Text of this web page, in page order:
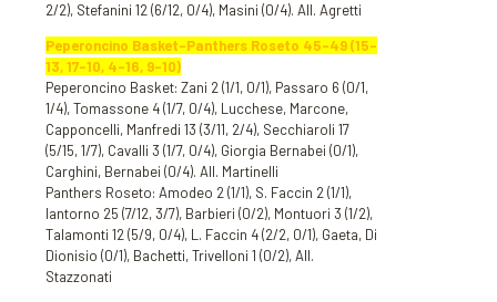
2/2), Stefanini 12 (6/12, 0/4), Masini (0/4). All. Agretti
Peperoncino Basket-Panthers Roseto 45-49 (15-
13, 17-10, 4-16, 9-10)
Peperoncino Basket: Zani 2 (1/1, 0/1), Passaro 6 (0/1,
1/4), Tomassone 4 (1/7, 0/4), Lucchese, Marcone,
Capponcelli, Manfredi 13 (3/11, 2/4), Secchiaroli 17
(5/15, 1/7), Cavalli 3 (1/7, 0/4), Giorgia Bernabei (0/1),
Carghini, Bernabei (0/4). All. Martinelli
Panthers Roseto: Amodeo 2 (1/1), S. Faccin 2 (1/1),
Iantorno 25 (7/12, 3/7), Barbieri (0/2), Montuori 3 (1/2),
Talamonti 12 (5/9, 0/4), L. Faccin 4 (2/2, 0/1), Gaeta, Di
Dionisio (0/1), Bachetti, Trivelloni 1 (0/2), All.
Stazzonati